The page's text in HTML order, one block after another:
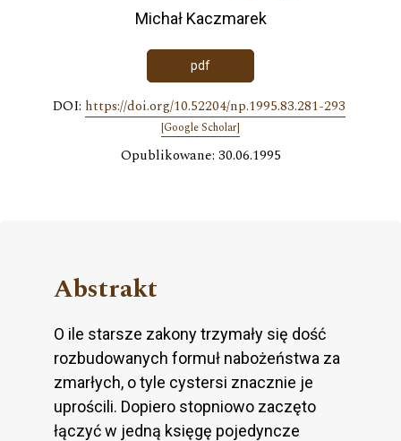
Michał Kaczmarek
pdf
DOI: https://doi.org/10.52204/np.1995.83.281-293
[Google Scholar]
Opublikowane: 30.06.1995
Abstrakt
O ile starsze zakony trzymały się dość
rozbudowanych formuł nabożeństwa za
zmarłych, o tyle cystersi znacznie je
uprościli. Dopiero stopniowo zaczęto
łączyć w jedną księgę pojedyncze